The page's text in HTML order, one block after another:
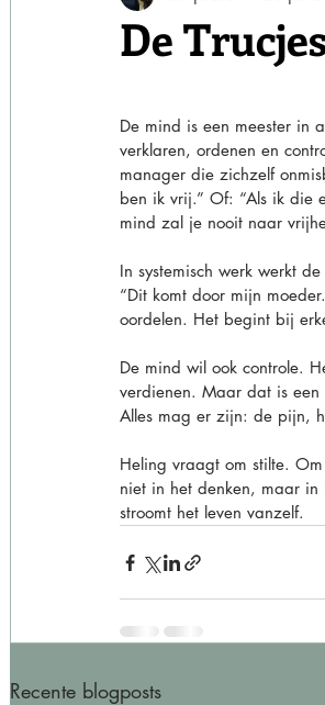
De
De mind is een meester in
verklaren, ordenen en
manager die zichzelf
ben ik vrij.” Of: “Als ik die
mind zal je nooit naar
In systemisch werk werkt
“Dit komt door mijn
oordelen. Het begint bij
De mind wil ook controle.
verdienen. Maar dat is
Alles mag er zijn: de pijn,
Heling vraagt om stilte.
niet in het denken, maar
stroomt het leven vanzelf.
Recente blogposts